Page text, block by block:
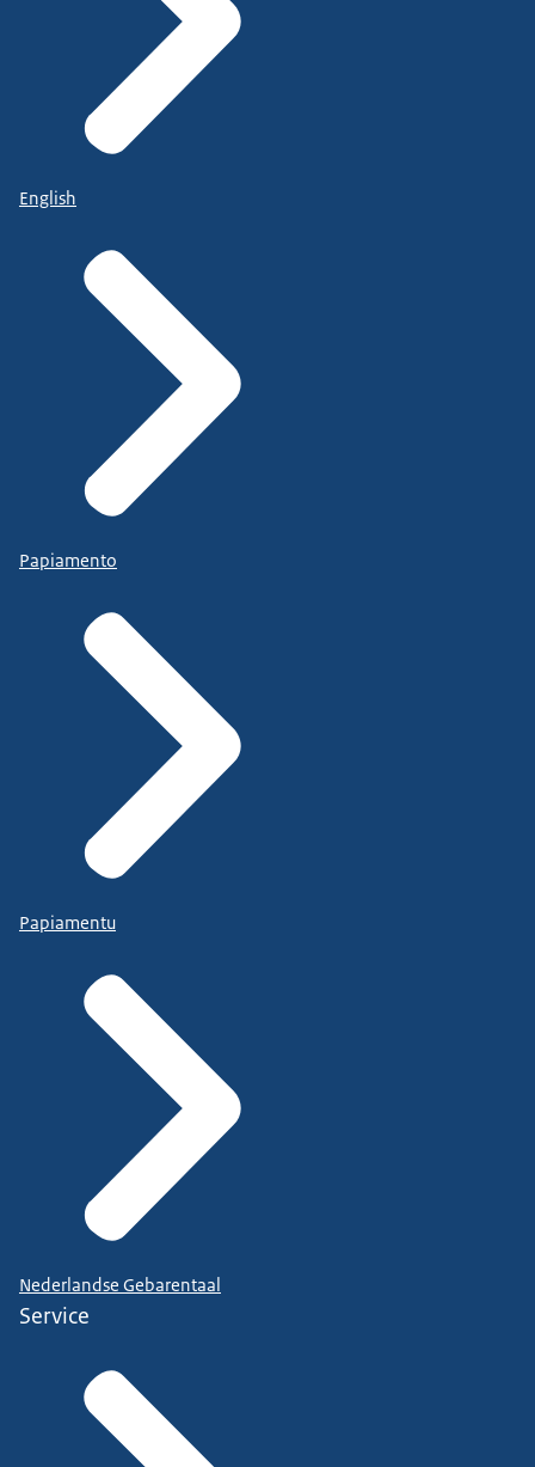
English
Papiamento
Papiamentu
Nederlandse Gebarentaal
Service